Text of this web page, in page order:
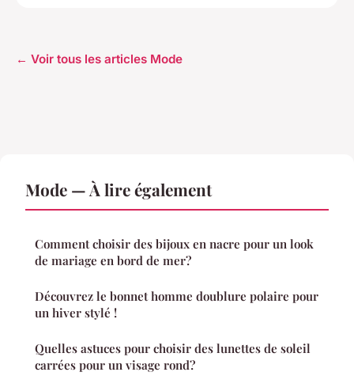
← Voir tous les articles Mode
Mode — À lire également
Comment choisir des bijoux en nacre pour un look
de mariage en bord de mer?
Découvrez le bonnet homme doublure polaire pour
un hiver stylé !
Quelles astuces pour choisir des lunettes de soleil
carrées pour un visage rond?